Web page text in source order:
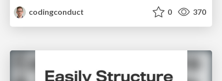
codingconduct
0 370